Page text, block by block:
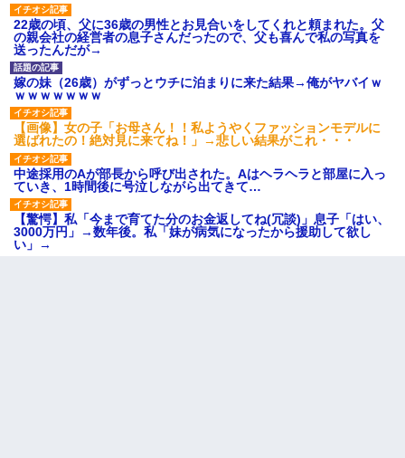
22歳の頃、父に36歳の男性とお見合いをしてくれと頼まれた。父
の親会社の経営者の息子さんだったので、父も喜んで私の写真を
送ったんだが→
嫁の妹（26歳）がずっとウチに泊まりに来た結果→俺がヤバイｗ
ｗｗｗｗｗｗｗ
【画像】女の子「お母さん！！私ようやくファッションモデルに
選ばれたの！絶対見に来てね！」→悲しい結果がこれ・・・
中途採用のAが部長から呼び出された。Aはヘラヘラと部屋に入っ
ていき、1時間後に号泣しながら出てきて…
【驚愕】私「今まで育てた分のお金返してね(冗談)」息子「はい、
3000万円」→数年後。私「妹が病気になったから援助して欲し
い」→